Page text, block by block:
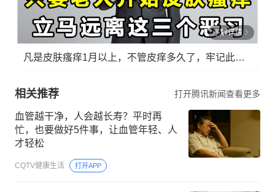
了解详情
凡是皮肤瘙痒1月以上，不管皮痒多久了，牢记此法，快！准！狠！
相关推荐 打开腾讯新闻查看更多
血管越干净，人会越长寿？平时再
忙，也要做好5件事，让血管年轻、人
才轻松
CQTV健康生活 打开APP